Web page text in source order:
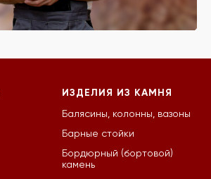
ИЗДЕЛИЯ ИЗ КАМНЯ
Балясины, колонны, вазоны
Барные стойки
Бордюрный (бортовой)
камень